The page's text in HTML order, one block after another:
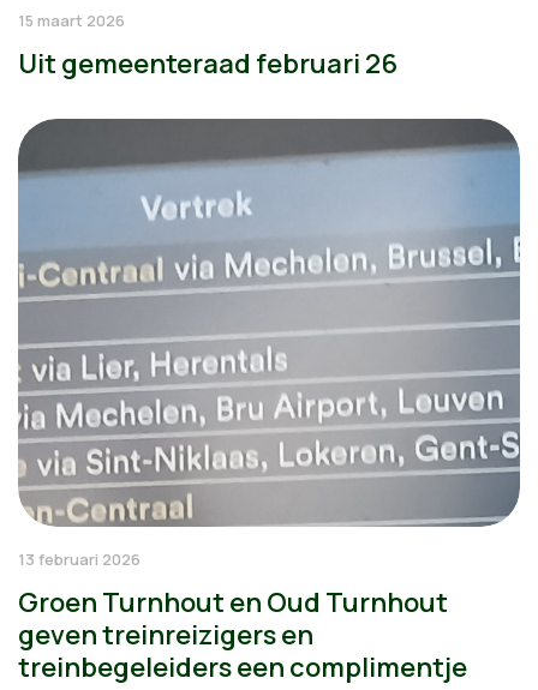
15 maart 2026
Uit gemeenteraad februari 26
13 februari 2026
Groen Turnhout en Oud Turnhout
geven treinreizigers en
treinbegeleiders een complimentje